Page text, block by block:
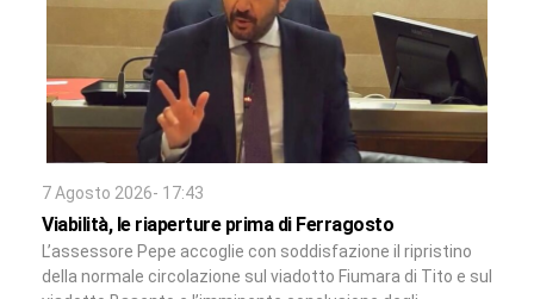
7 Agosto 2026- 17:43
Viabilità, le riaperture prima di Ferragosto
L’assessore Pepe accoglie con soddisfazione il ripristino
della normale circolazione sul viadotto Fiumara di Tito e sul